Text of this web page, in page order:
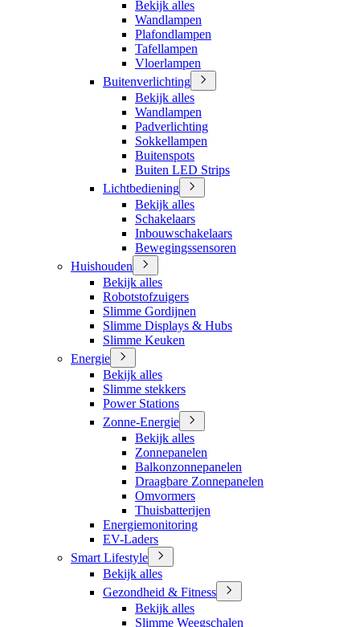
Bekijk alles
Wandlampen
Plafondlampen
Tafellampen
Vloerlampen
Buitenverlichting
Bekijk alles
Wandlampen
Padverlichting
Sokkellampen
Buitenspots
Buiten LED Strips
Lichtbediening
Bekijk alles
Schakelaars
Inbouwschakelaars
Bewegingssensoren
Huishouden
Bekijk alles
Robotstofzuigers
Slimme Gordijnen
Slimme Displays & Hubs
Slimme Keuken
Energie
Bekijk alles
Slimme stekkers
Power Stations
Zonne-Energie
Bekijk alles
Zonnepanelen
Balkonzonnepanelen
Draagbare Zonnepanelen
Omvormers
Thuisbatterijen
Energiemonitoring
EV-Laders
Smart Lifestyle
Bekijk alles
Gezondheid & Fitness
Bekijk alles
Slimme Weegschalen